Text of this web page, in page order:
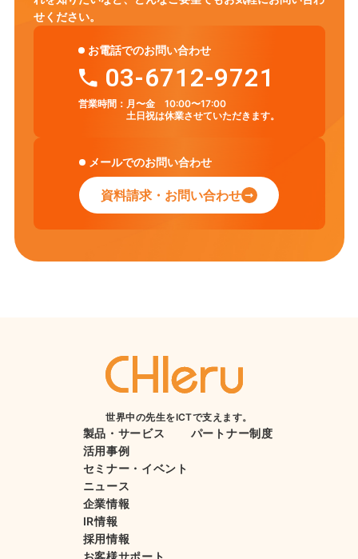
せください。
お電話でのお問い合わせ
03-6712-9721
営業時間： 月〜金 10:00〜17:00
土日祝は休業させていただきます。
メールでのお問い合わせ
資料請求・お問い合わせ
世界中の先生をICTで支えます。
製品・サービス
活用事例
セミナー・イベント
ニュース
企業情報
IR情報
採用情報
お客様サポート
パートナー制度